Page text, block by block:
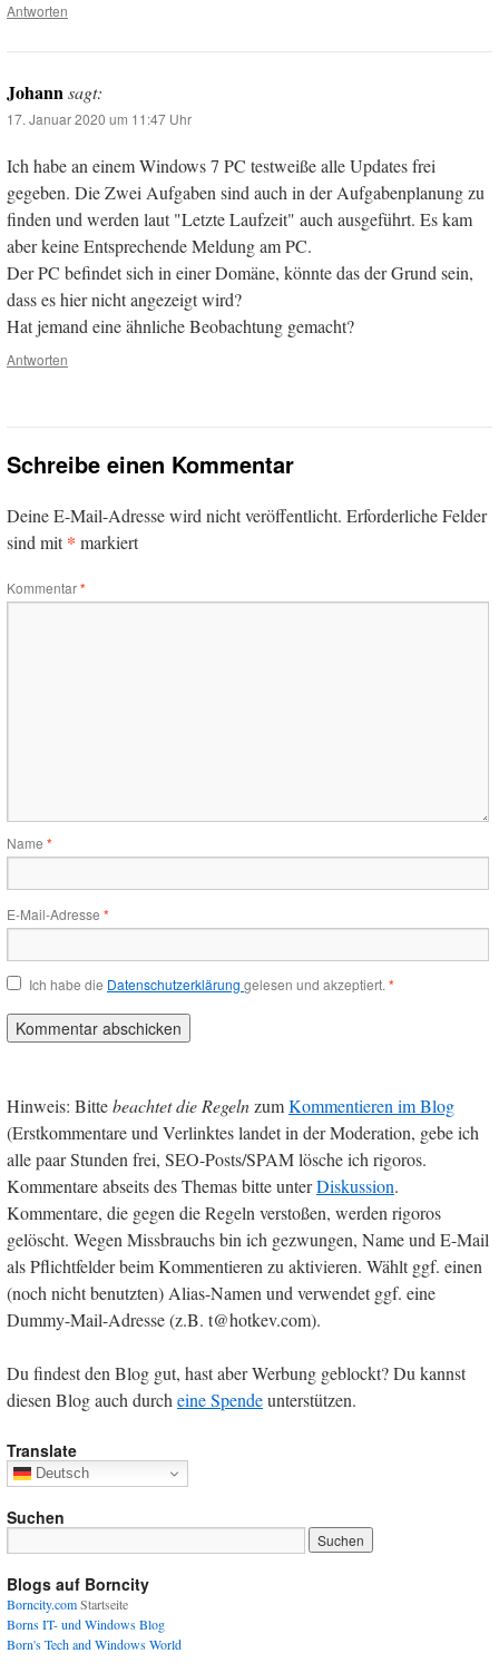
Antworten
Johannsagt:
17. Januar 2020 um 11:47 Uhr
Ich habe an einem Windows 7 PC testweiße alle Updates frei
gegeben. Die Zwei Aufgaben sind auch in der Aufgabenplanung zu
finden und werden laut "Letzte Laufzeit" auch ausgeführt. Es kam
aber keine Entsprechende Meldung am PC.
Der PC befindet sich in einer Domäne, könnte das der Grund sein,
dass es hier nicht angezeigt wird?
Hat jemand eine ähnliche Beobachtung gemacht?
Antworten
Schreibe einen Kommentar
Deine E-Mail-Adresse wird nicht veröffentlicht. Erforderliche Felder
sind mit* markiert
Kommentar*
Name *
E-Mail-Adresse *
Ich habe die Datenschutzerklärung gelesen und akzeptiert. *
Hinweis: Bittebeachtet die RegelnzumKommentieren im Blog
(Erstkommentare und Verlinktes landet in der Moderation, gebe ich
alle paar Stunden frei, SEO-Posts/SPAM lösche ich rigoros.
Kommentare abseits des Themas bitte unterDiskussion.
Kommentare, die gegen die Regeln verstoßen, werden rigoros
gelöscht. Wegen Missbrauchs bin ich gezwungen, Name und E-Mail
als Pflichtfelder beim Kommentieren zu aktivieren. Wählt ggf. einen
(noch nicht benutzten) Alias-Namen und verwendet ggf. eine
Dummy-Mail-Adresse (z.B. t@hotkev.com).
Du findest den Blog gut, hast aber Werbung geblockt? Du kannst
diesen Blog auch durcheine Spendeunterstützen.
Translate
Deutsch
Suchen
Blogs auf Borncity
Borncity.comStartseite
Borns IT- und Windows Blog
Born's Tech and Windows World